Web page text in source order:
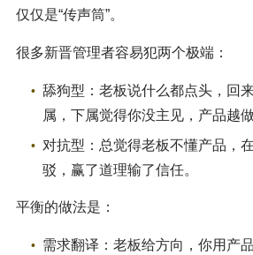
仅仅是“传声筒”。
很多新晋管理者容易犯两个极端：
舔狗型：老板说什么都点头，回
属，下属觉得你没主见，产品越做
对抗型：总觉得老板不懂产品，
驳，赢了道理输了信任。
平衡的做法是：
需求翻译：老板给方向，你用产